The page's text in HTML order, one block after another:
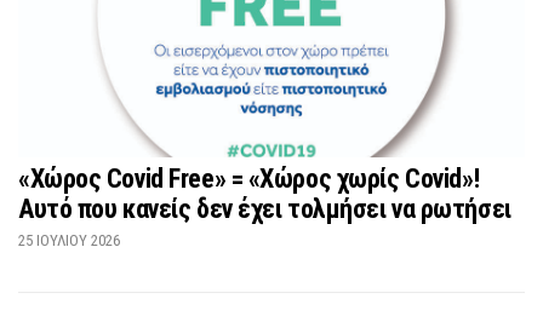
«Χώρος Covid Free» = «Χώρος χωρίς Covid»!
Αυτό που κανείς δεν έχει τολμήσει να ρωτήσει
25 ΙΟΥΛΊΟΥ 2026